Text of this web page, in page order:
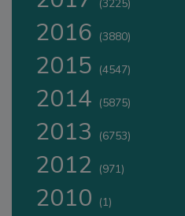
(3225)
2016 (3880)
2015 (4547)
2014 (5875)
2013 (6753)
2012 (971)
2010 (1)